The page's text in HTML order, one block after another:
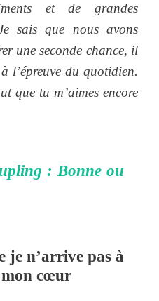
et de grandes
sais que nous avons
une seconde chance, il
l’épreuve du quotidien.
que tu m’aimes encore
: Bonne ou
je n’arrive pas à
cœur